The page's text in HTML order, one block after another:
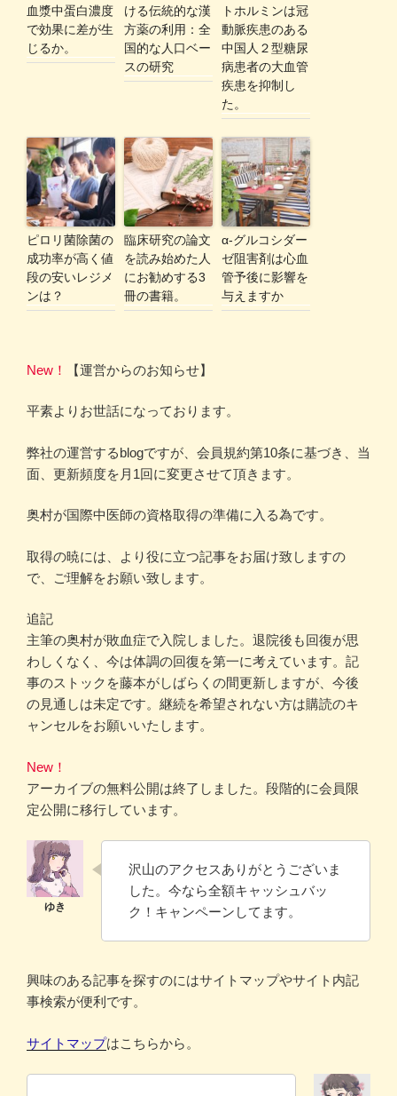
血漿中蛋白濃度
で効果に差が生
じるか。
ける伝統的な漢
方薬の利用：全
国的な人口ベー
スの研究
トホルミンは冠
動脈疾患のある
中国人２型糖尿
病患者の大血管
疾患を抑制し
た。
ピロリ菌除菌の
成功率が高く値
段の安いレジメ
ンは？
臨床研究の論文
を読み始めた人
にお勧めする3
冊の書籍。
α-グルコシダー
ゼ阻害剤は心血
管予後に影響を
与えますか
New！ 【運営からのお知らせ】
平素よりお世話になっております。
弊社の運営するblogですが、会員規約第10条に基づき、当
面、更新頻度を月1回に変更させて頂きます。
奥村が国際中医師の資格取得の準備に入る為です。
取得の暁には、より役に立つ記事をお届け致しますの
で、ご理解をお願い致します。
追記
主筆の奥村が敗血症で入院しました。退院後も回復が思
わしくなく、今は体調の回復を第一に考えています。記
事のストックを藤本がしばらくの間更新しますが、今後
の見通しは未定です。継続を希望されない方は購読のキ
ャンセルをお願いいたします。
New！
アーカイブの無料公開は終了しました。段階的に会員限
定公開に移行しています。
沢山のアクセスありがとうございま
した。今なら全額キャッシュバッ
ク！キャンペーンしてます。
興味のある記事を探すのにはサイトマップやサイト内記
事検索が便利です。
サイトマップはこちらから。